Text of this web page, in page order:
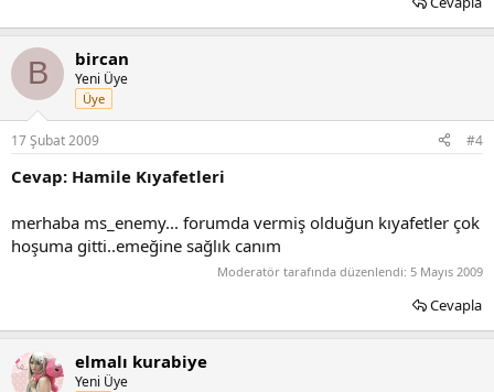
B bircan
Yeni Üye
Üye
17 Şubat 2009 #4
Cevap: Hamile Kıyafetleri
merhaba ms_enemy... forumda vermiş olduğun kıyafetler çok
hoşuma gitti..emeğine sağlık canım
Moderatör tarafında düzenlendi: 5 Mayıs 2009
Cevapla
elmalı kurabiye
Yeni Üye